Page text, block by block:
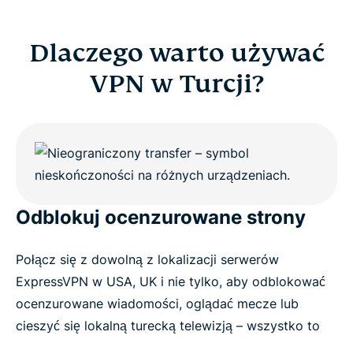
Dlaczego warto używać
VPN w Turcji?
Odblokuj ocenzurowane strony
Połącz się z dowolną z lokalizacji serwerów
ExpressVPN w USA, UK i nie tylko, aby odblokować
ocenzurowane wiadomości, oglądać mecze lub
cieszyć się lokalną turecką telewizją – wszystko to